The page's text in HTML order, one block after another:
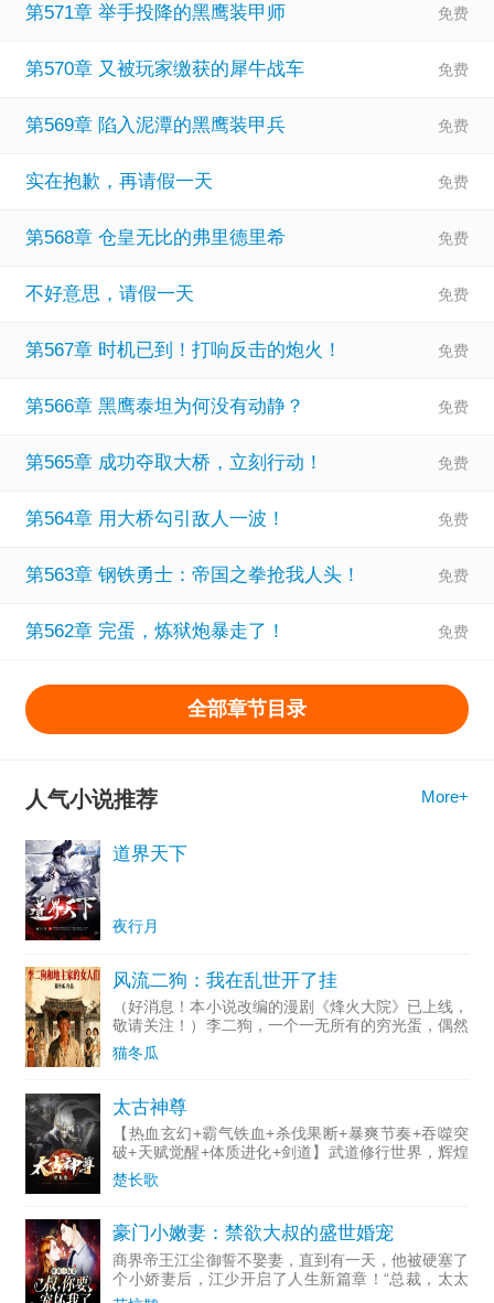
第571章 举手投降的黑鹰装甲师
第570章 又被玩家缴获的犀牛战车
第569章 陷入泥潭的黑鹰装甲兵
实在抱歉，再请假一天
第568章 仓皇无比的弗里德里希
不好意思，请假一天
第567章 时机已到！打响反击的炮火！
第566章 黑鹰泰坦为何没有动静？
第565章 成功夺取大桥，立刻行动！
第564章 用大桥勾引敌人一波！
第563章 钢铁勇士：帝国之拳抢我人头！
第562章 完蛋，炼狱炮暴走了！
全部章节目录
人气小说推荐 More+
道界天下
夜行月
风流二狗：我在乱世开了挂
（好消息！本小说改编的漫剧《烽火大院》已上线，
敬请关注！）李二狗，一个一无所有的穷光蛋，偶然
的机会进入地主大院，机缘巧合下成为地主大院的管
家，与地主家的几个女人发生了一些不得不说的故
猫冬瓜
太古神尊
【热血玄幻+霸气铁血+杀伐果断+暴爽节奏+吞噬突
破+天赋觉醒+体质进化+剑道】武道修行世界，辉煌
的造化神朝因麾下宰相的背叛，皇权覆灭，神帝被囚
禁，废物太子被杀，三千年后，太子叶风重生归来，
楚长歌
豪门小嫩妻：禁欲大叔的盛世婚宠
商界帝王江尘御誓不娶妻，直到有一天，他被硬塞了
个小娇妻后，江少开启了人生新篇章！“总裁，太太
把魏家砸了。”男人：“气消了么？”“没……”男人：